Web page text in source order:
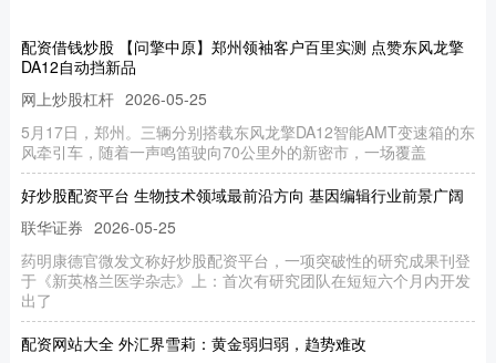
配资借钱炒股 【问擎中原】郑州领袖客户百里实测 点赞东风龙擎
DA12自动挡新品
网上炒股杠杆 2026-05-25
5月17日，郑州。三辆分别搭载东风龙擎DA12智能AMT变速箱的东
风牵引车，随着一声鸣笛驶向70公里外的新密市，一场覆盖
好炒股配资平台 生物技术领域最前沿方向 基因编辑行业前景广阔
联华证券 2026-05-25
药明康德官微发文称好炒股配资平台，一项突破性的研究成果刊登
于《新英格兰医学杂志》上：首次有研究团队在短短六个月内开发
出了
配资网站大全 外汇界雪莉：黄金弱归弱，趋势难改